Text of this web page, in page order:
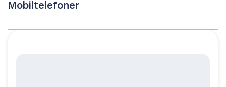
Mobiltelefoner